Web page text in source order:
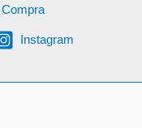
Instagram